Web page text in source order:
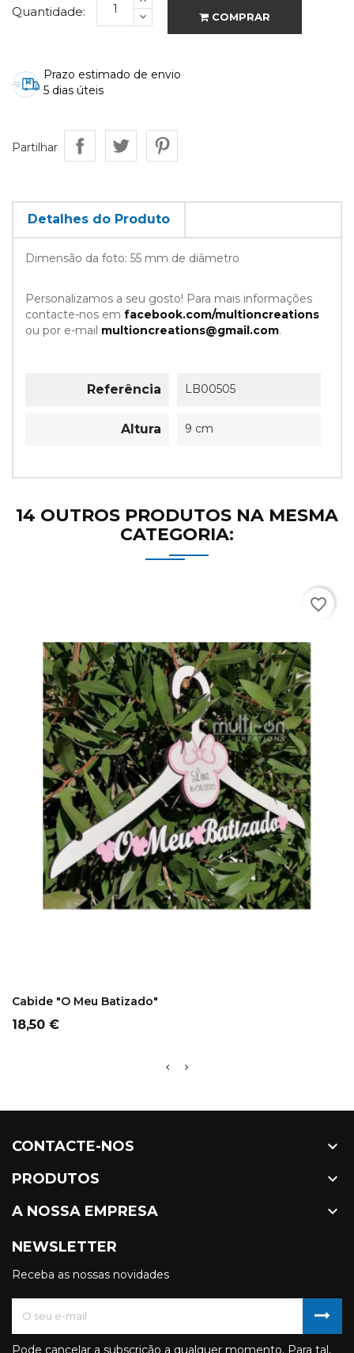
Quantidade: COMPRAR
Prazo estimado de envio
5 dias úteis
Partilhar
Detalhes do Produto
Dimensão da foto: 55 mm de diâmetro
Personalizamos a seu gosto! Para mais informações
contacte-nos em facebook.com/multioncreations
ou por e-mail multioncreations@gmail.com.
Referência LB00505
Altura 9 cm
14 OUTROS PRODUTOS NA MESMA
CATEGORIA:
Cabide "O Meu Batizado"
Preço
18,50 €
favorite_border
CONTACTE-NOS 
PRODUTOS 
A NOSSA EMPRESA 
NEWSLETTER
Receba as nossas novidades
Pode cancelar a subscrição a qualquer momento. Para tal,